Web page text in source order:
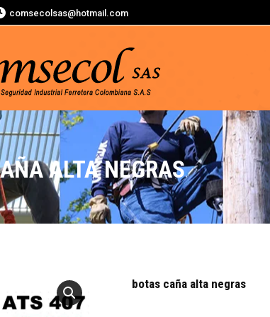
comsecolsas@hotmail.com
ALTA NEGRAS
botas caña alta negras